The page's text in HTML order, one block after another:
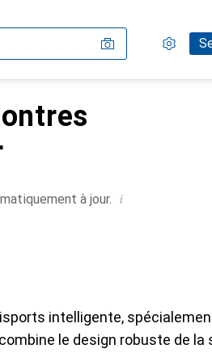
Compte
Listes de
Listes
Panier
à jour. i
intelligente,
le design robuste de la